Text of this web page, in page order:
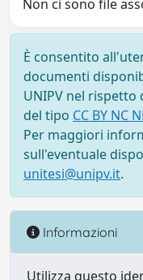
Non ci sono file
È consentito
documenti
UNIPV nel rispetto
del tipo CC BY NC
Per maggiori
sull'eventuale
unitesi@unipv.it.
Informazioni
Utilizza questo